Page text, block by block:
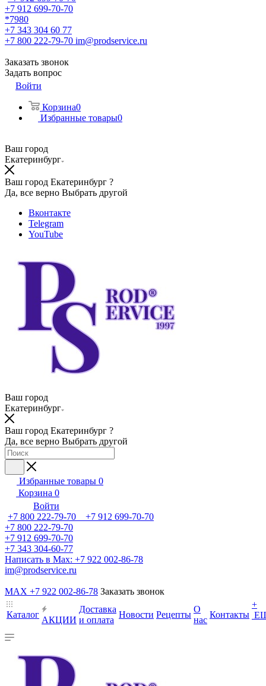
+7 912 699-70-70
*7980
+7 343 304 60 77
+7 800 222-79-70 im@prodservice.ru
Заказать звонок
Задать вопрос
Войти
Корзина0
Избранные товары0
Ваш город
Екатеринбург
Ваш город Екатеринбург ?
Да, все верно Выбрать другой
Вконтакте
Telegram
YouTube
Ваш город
Екатеринбург
Ваш город Екатеринбург ?
Да, все верно Выбрать другой
Избранные товары 0
Корзина 0
Войти
+7 800 222-79-70 +7 912 699-70-70
+7 800 222-79-70
+7 912 699-70-70
+7 343 304-60-77
Написать в Max: +7 922 002-86-78
im@prodservice.ru
MAX +7 922 002-86-78 Заказать звонок
Каталог
АКЦИИ
Доставка
и оплата
Новости Рецепты
О
нас
Контакты
+